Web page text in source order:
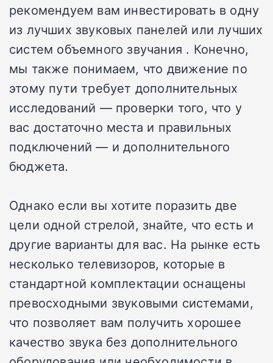
рекомендуем вам инвестировать в одну
из лучших звуковых панелей или лучших
систем объемного звучания . Конечно,
мы также понимаем, что движение по
этому пути требует дополнительных
исследований — проверки того, что у
вас достаточно места и правильных
подключений — и дополнительного
бюджета.
Однако если вы хотите поразить две
цели одной стрелой, знайте, что есть и
другие варианты для вас. На рынке есть
несколько телевизоров, которые в
стандартной комплектации оснащены
превосходными звуковыми системами,
что позволяет вам получить хорошее
качество звука без дополнительного